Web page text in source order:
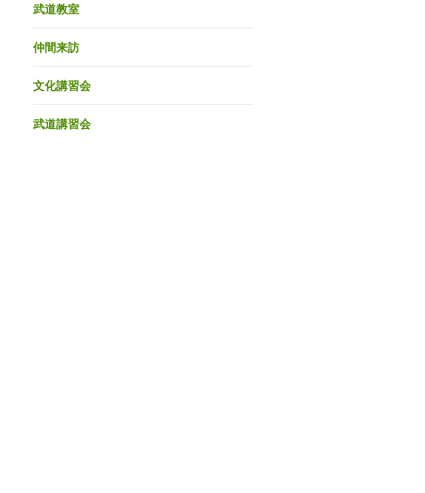
武道教室
仲間来訪
文化講習会
武道講習会